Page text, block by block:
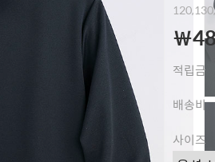
￦
적립금
배송비
사이즈